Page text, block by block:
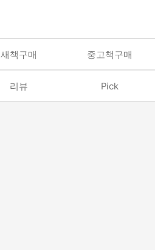
새책구매 중고책구매
리뷰 Pick